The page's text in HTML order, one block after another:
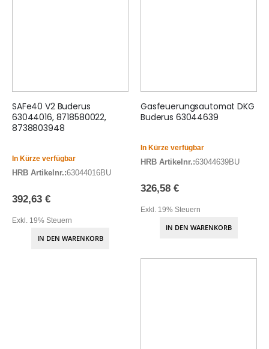
SAFe40 V2 Buderus
63044016, 8718580022,
8738803948
In Kürze verfügbar
HRB Artikelnr.:63044016BU
392,63 €
Exkl. 19% Steuern
IN DEN WARENKORB
Gasfeuerungsautomat DKG
Buderus 63044639
In Kürze verfügbar
HRB Artikelnr.:63044639BU
326,58 €
Exkl. 19% Steuern
IN DEN WARENKORB